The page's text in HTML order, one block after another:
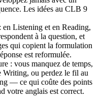
Les idées au CLB 9
en Listening et en Reading,
à la question, et
qui copient la formulation
est reformulée.
: vous manquez de temps,
Writing, ou perdez le fil au
— ce qui coûte des points
votre anglais est correct.